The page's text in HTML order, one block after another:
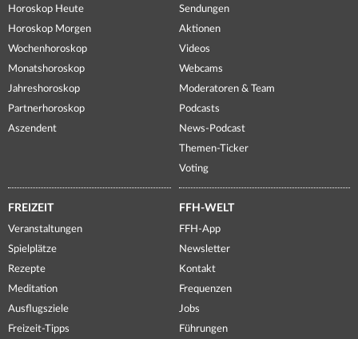
Horoskop Heute
Horoskop Morgen
Wochenhoroskop
Monatshoroskop
Jahreshoroskop
Partnerhoroskop
Aszendent
Sendungen
Aktionen
Videos
Webcams
Moderatoren & Team
Podcasts
News-Podcast
Themen-Ticker
Voting
FREIZEIT
Veranstaltungen
Spielplätze
Rezepte
Meditation
Ausflugsziele
Freizeit-Tipps
FFH-WELT
FFH-App
Newsletter
Kontakt
Frequenzen
Jobs
Führungen